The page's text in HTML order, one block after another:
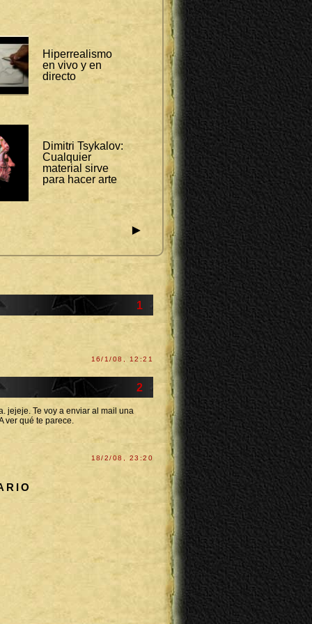
Hiperrealismo
en vivo y en
directo
Dimitri Tsykalov:
Cualquier
material sirve
para hacer arte
►
1
16/1/08, 12:21
2
jejeje. Te voy a enviar al mail una
ver qué te parece.
18/2/08, 23:20